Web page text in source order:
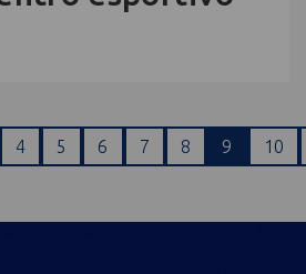
4 5 6 7 8 9 10